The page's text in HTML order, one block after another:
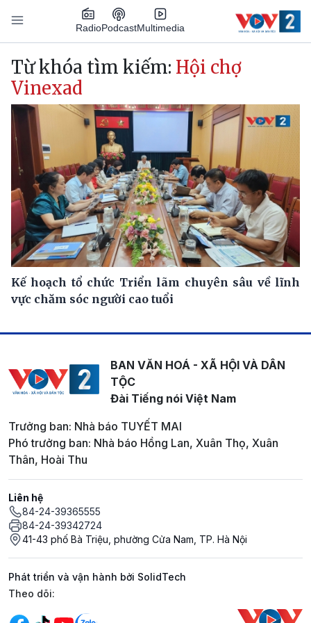
Nhảy đến nội dung
RadioPodcastMultimedia
Main navigation
Từ khóa tìm kiếm: Hội chợ
Vinexad
Kế hoạch tổ chức Triển lãm chuyên sâu về lĩnh
vực chăm sóc người cao tuổi
BAN VĂN HOÁ - XÃ HỘI VÀ DÂN
TỘC
Đài Tiếng nói Việt Nam
Trưởng ban: Nhà báo TUYẾT MAI
Phó trưởng ban: Nhà báo Hồng Lan, Xuân Thọ, Xuân
Thân, Hoài Thu
Liên hệ
84-24-39365555
84-24-39342724
41-43 phố Bà Triệu, phường Cửa Nam, TP. Hà Nội
Phát triển và vận hành bởi SolidTech
Mạng xã hội
Theo dõi: